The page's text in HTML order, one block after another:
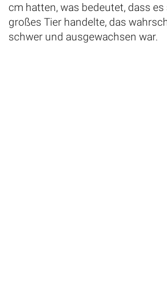
cm hatten, was bedeutet, dass
großes Tier handelte, das
schwer und ausgewachsen war.